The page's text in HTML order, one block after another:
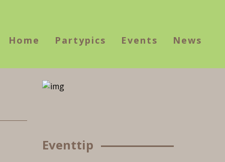
Home Partypics Events News
Eventtip